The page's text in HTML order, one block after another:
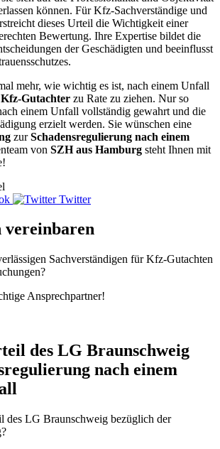
können. Für Kfz-Sachverständige und
dieses Urteil die Wichtigkeit einer
Bewertung. Ihre Expertise bildet die
der Geschädigten und beeinflusst
mehr, wie wichtig es ist, nach einem Unfall
Gutachter zu Rate zu ziehen. Nur so
einem Unfall vollständig gewahrt und die
erzielt werden. Sie wünschen eine
zurSchadensregulierung nach einem
von SZH aus Hamburg steht Ihnen mit
Twitter
vereinbaren
Sachverständigen für Kfz-Gutachten
Ansprechpartner!
des LG Braunschweig
nach einem
des LG Braunschweig bezüglich der